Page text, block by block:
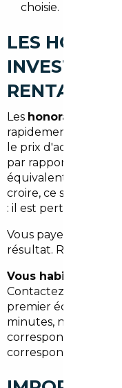
choisie.
LES
RENTABILISÉ
Les honoraires
rapidement
le prix d'achat —
par rapport au
équivalent. Et
croire, ce service
: il est pertinent dès
Vous payez pour la
résultat. Rien de
Vous habitez
Contactez notre
premier échange
minutes, nous
correspond à votre
correspond le mieux